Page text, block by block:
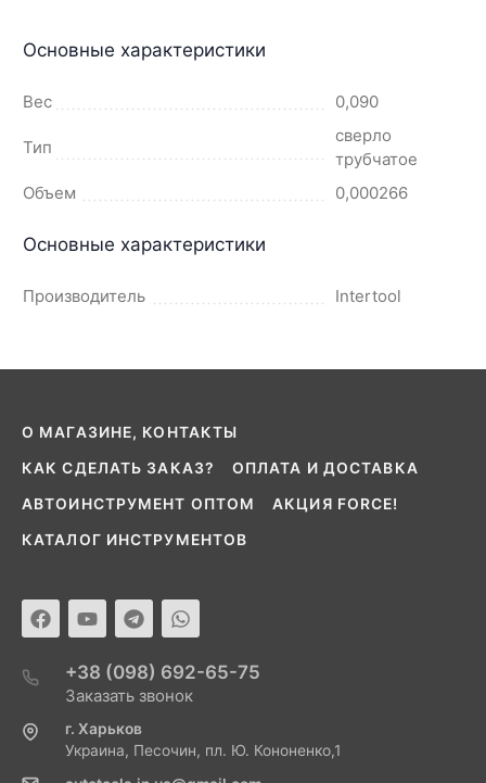
Основные характеристики
Вес 0,090
Тип
сверло
трубчатое
Объем
0,000266
Основные характеристики
Производитель Intertool
О МАГАЗИНЕ, КОНТАКТЫ
КАК СДЕЛАТЬ ЗАКАЗ? ОПЛАТА И ДОСТАВКА
АВТОИНСТРУМЕНТ ОПТОМ АКЦИЯ FORCE!
КАТАЛОГ ИНСТРУМЕНТОВ
+38 (098) 692-65-75
Заказать звонок
г. Харьков
Украина, Песочин, пл. Ю. Кононенко,1